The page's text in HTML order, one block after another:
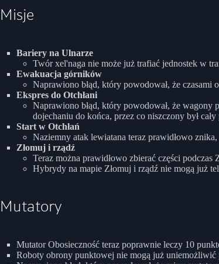
Misje
Bariery na Ulnarze
Twór xel'naga nie może już trafiać jednostek w
Ewakuacja górników
Naprawiono błąd, który powodował, że czasami
Ekspres do Otchłani
Naprawiono błąd, który powodował, że wagony
dojechaniu do końca, przez co niszczony był
Start w Otchłań
Naziemny atak lewiatana teraz prawidłowo
Złomuj i rządź
Teraz można prawidłowo zbierać części podczas
Hybrydy na mapie Złomuj i rządź nie mogą już
Mutatory
Mutator Obosieczność teraz poprawnie leczy 10
Roboty obrony punktowej nie mogą już uniemożliwić